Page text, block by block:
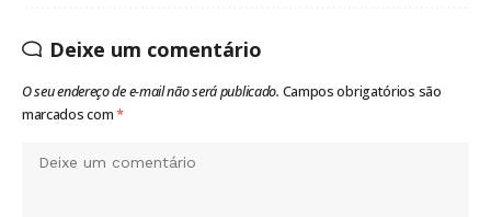
Deixe um comentário
O seu endereço de e-mail não será publicado. Campos obrigatórios são
marcados com*